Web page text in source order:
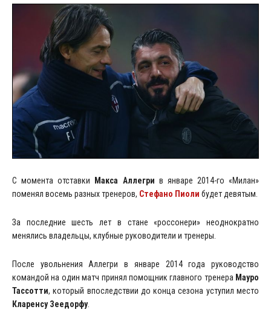
С момента отставки Макса Аллегри в январе 2014-го «Милан»
поменял восемь разных тренеров, Стефано Пиоли будет девятым.
За последние шесть лет в стане «россонери» неоднократно
менялись владельцы, клубные руководители и тренеры.
После увольнения Аллегри в январе 2014 года руководство
командой на один матч принял помощник главного тренера Мауро
Тассотти, который впоследствии до конца сезона уступил место
Кларенсу Зеедорфу.